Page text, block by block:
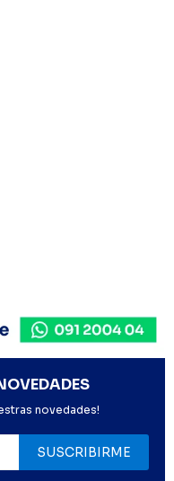
novedades!
SUSCRIBIRME